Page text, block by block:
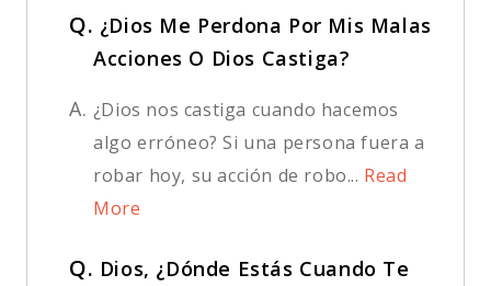
Q. ¿Dios Me Perdona Por Mis Malas
Acciones O Dios Castiga?
A. ¿Dios nos castiga cuando hacemos
algo erróneo? Si una persona fuera a
robar hoy, su acción de robo... Read
More
Q. Dios, ¿Dónde Estás Cuando Te